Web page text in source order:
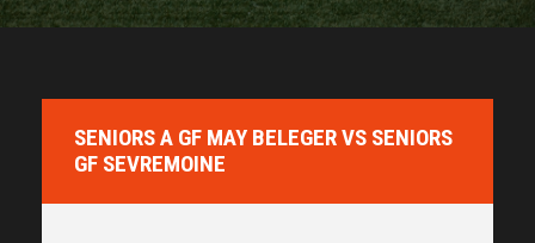
SENIORS A GF MAY BELEGER VS SENIORS
GF SEVREMOINE